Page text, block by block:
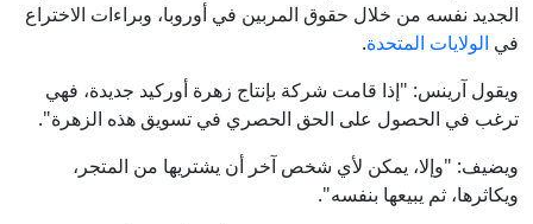
الجديد نفسه من خلال حقوق المربين في أوروبا، وبراءات الاختراع
في الولايات المتحدة.
ويقول آرينس: "إذا قامت شركة بإنتاج زهرة أوركيد جديدة، فهي
ترغب في الحصول على الحق الحصري في تسويق هذه الزهرة".
ويضيف: "وإلا، يمكن لأي شخص آخر أن يشتريها من المتجر،
ويكاثرها، ثم يبيعها بنفسه".